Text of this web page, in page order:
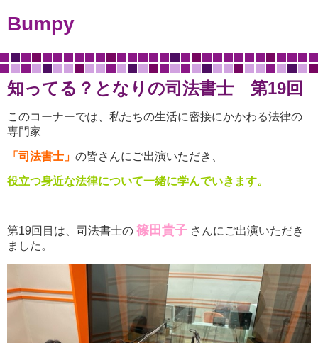
Bumpy
知ってる？となりの司法書士 第19回
このコーナーでは、私たちの生活に密接にかかわる法律の
専門家
「司法書士」 の皆さんにご出演いただき、
役立つ身近な法律について一緒に学んでいきます。
第19回目は、司法書士の 篠田貴子 さんにご出演いただき
ました。